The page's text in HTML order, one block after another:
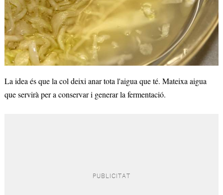
La idea és que la col deixi anar tota l'aigua que té. Mateixa aigua
que servirà per a conservar i generar la fermentació.